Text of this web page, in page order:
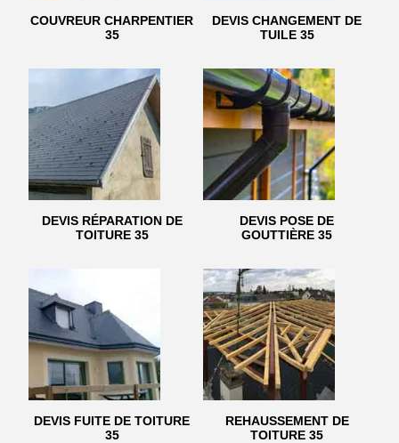
COUVREUR CHARPENTIER
35
DEVIS CHANGEMENT DE
TUILE 35
DEVIS RÉPARATION DE
TOITURE 35
DEVIS POSE DE
GOUTTIÈRE 35
DEVIS FUITE DE TOITURE
35
REHAUSSEMENT DE
TOITURE 35